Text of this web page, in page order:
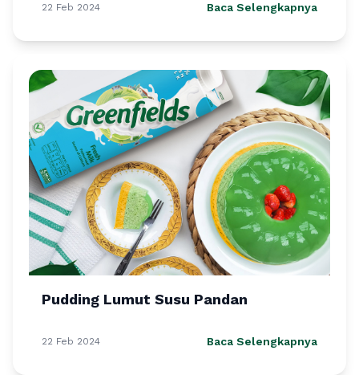
22 Feb 2024 Baca Selengkapnya
Pudding Lumut Susu Pandan
22 Feb 2024 Baca Selengkapnya